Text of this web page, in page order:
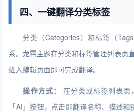
四、一键翻译分类标签
分类（Categories）和标签（
系。龙霄主题在分类和标签管理列表页
进入编辑页面即可完成翻译。
操作方式：
在分类或标签列表
「AI」按钮，点击即翻译名称、描述